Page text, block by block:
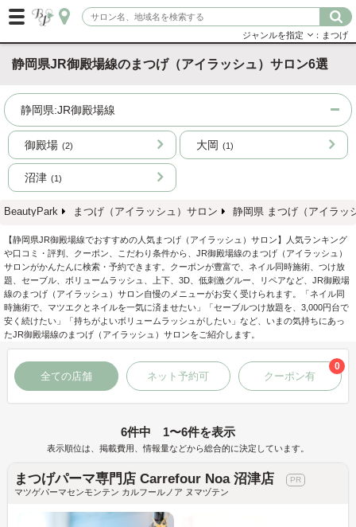
ジャンルを指定 ：まつげ
静岡県JR御殿場線のまつげ（アイラッシュ）サロン6選
静岡県:JR御殿場線
御殿場 (2) 大岡 (1)
沼津 (1)
BeautyPark まつげ（アイラッシュ）サロン 静岡県 まつげ（アイラッ
【静岡県JR御殿場線でおすすめの人気まつげ（アイラッシュ）サロン】人気ランキング
や口コミ・評判、クーポン、こだわり条件から、JR御殿場線のまつげ（アイラッシュ）
サロンがかんたんに検索・予約できます。クーポンが豊富で、ネイル同時施術、つけ放
題、セーブル、ボリュームラッシュ、上下、3D、低刺激グルー、リペアなど、JR御殿場
線のまつげ（アイラッシュ）サロン自慢のメニューがお安く受けられます。「ネイル同
時施術で、マツエクとネイルを一気に済ませたい」「セーブルつけ放題を、3,000円台で
安く続けたい」「持ちがよいボリュームラッシュがしたい」など、いまの気持ちにあっ
たJR御殿場線のまつげ（アイラッシュ）サロンをご紹介します。
全ての店舗 ネット予約可 クーポン有
0
6件中 1〜6件を表示
表示順位は、掲載費用、情報量などから総合的に決定しています。
まつげパーマ専門店 Carrefour Noa 沼津店
マツゲパーマセンモンテン カルフールノア ヌマヅテン